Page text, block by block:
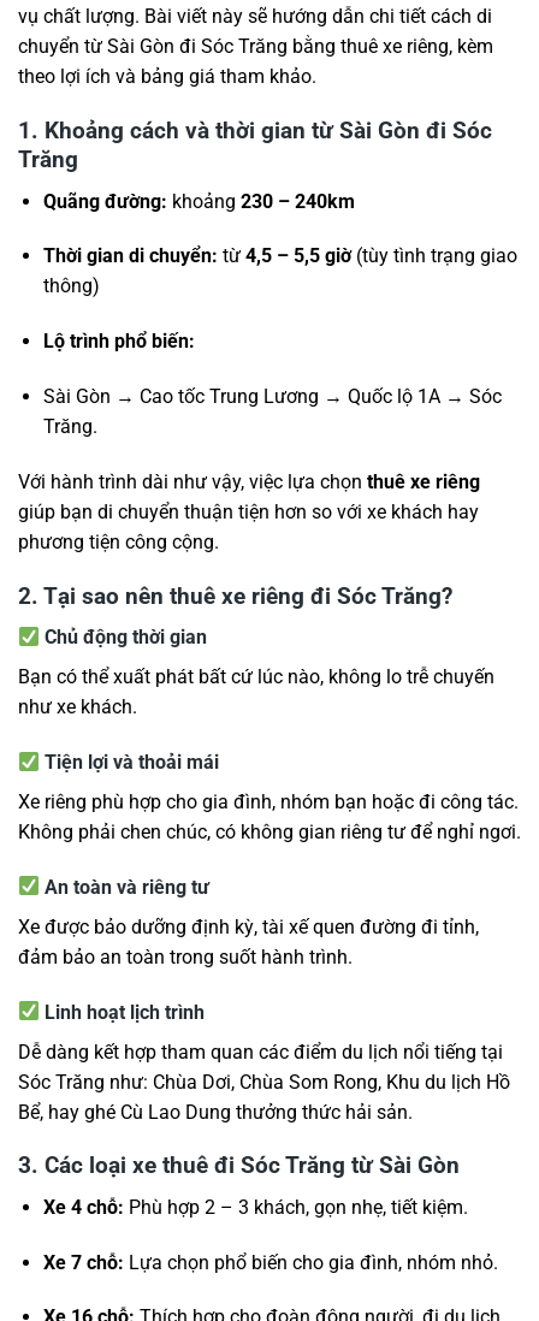
vụ chất lượng. Bài viết này sẽ hướng dẫn chi tiết cách di
chuyển từ Sài Gòn đi Sóc Trăng bằng thuê xe riêng, kèm
theo lợi ích và bảng giá tham khảo.
1. Khoảng cách và thời gian từ Sài Gòn đi Sóc
Trăng
Quãng đường: khoảng 230 – 240km
Thời gian di chuyển: từ 4,5 – 5,5 giờ(tùy tình trạng giao
thông)
Lộ trình phổ biến:
Sài Gòn → Cao tốc Trung Lương → Quốc lộ 1A → Sóc
Trăng.
Với hành trình dài như vậy, việc lựa chọn thuê xe riêng
giúp bạn di chuyển thuận tiện hơn so với xe khách hay
phương tiện công cộng.
2. Tại sao nên thuê xe riêng đi Sóc Trăng?
Chủ động thời gian
Bạn có thể xuất phát bất cứ lúc nào, không lo trễ chuyến
như xe khách.
Tiện lợi và thoải mái
Xe riêng phù hợp cho gia đình, nhóm bạn hoặc đi công tác.
Không phải chen chúc, có không gian riêng tư để nghỉ ngơi.
An toàn và riêng tư
Xe được bảo dưỡng định kỳ, tài xế quen đường đi tỉnh,
đảm bảo an toàn trong suốt hành trình.
Linh hoạt lịch trình
Dễ dàng kết hợp tham quan các điểm du lịch nổi tiếng tại
Sóc Trăng như: Chùa Dơi, Chùa Som Rong, Khu du lịch Hồ
Bể, hay ghé Cù Lao Dung thưởng thức hải sản.
3. Các loại xe thuê đi Sóc Trăng từ Sài Gòn
Xe 4 chỗ: Phù hợp 2 – 3 khách, gọn nhẹ, tiết kiệm.
Xe 7 chỗ: Lựa chọn phổ biến cho gia đình, nhóm nhỏ.